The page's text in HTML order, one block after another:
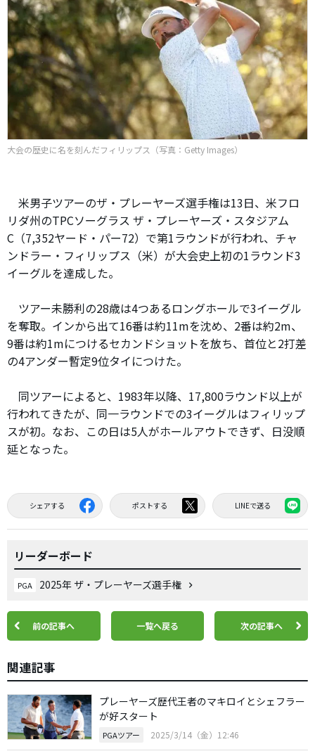
大会の歴史に名を刻んだフィリップス（写真：Getty Images）
米男子ツアーのザ・プレーヤーズ選手権は13日、米フロ
リダ州のTPCソーグラス ザ・プレーヤーズ・スタジアム
C（7,352ヤード・パー72）で第1ラウンドが行われ、チャ
ンドラー・フィリップス（米）が大会史上初の1ラウンド3
イーグルを達成した。
ツアー未勝利の28歳は4つあるロングホールで3イーグル
を奪取。インから出て16番は約11mを沈め、2番は約2m、
9番は約1mにつけるセカンドショットを放ち、首位と2打差
の4アンダー暫定9位タイにつけた。
同ツアーによると、1983年以降、17,800ラウンド以上が
行われてきたが、同一ラウンドでの3イーグルはフィリップ
スが初。なお、この日は5人がホールアウトできず、日没順
延となった。
シェアする ポストする LINEで送る
リーダーボード
PGA 2025年 ザ・プレーヤーズ選手権
前の記事へ 一覧へ戻る 次の記事へ
関連記事
プレーヤーズ歴代王者のマキロイとシェフラー
が好スタート
PGAツアー 2025/3/14（金）12:46